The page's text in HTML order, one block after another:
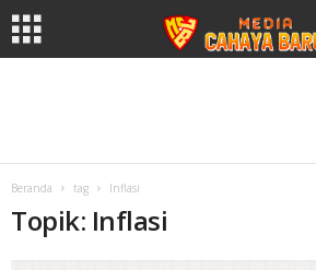
Beranda tag Inflasi
Topik: Inflasi